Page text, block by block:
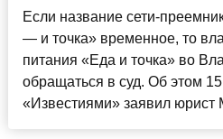
Если название сети-
— и точка» временное, то
питания «Еда и точка» во
обращаться в суд. Об этом
«Известиями» заявил юрист